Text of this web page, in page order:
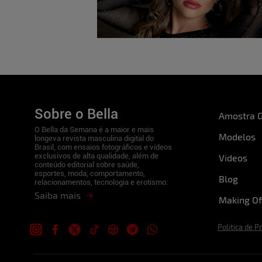
Adoro exibicionismo, menage masculino e
Tenho e já realizei que é ménage haha
Cláudia Souza
Sim, transar a três.
Mayra Salfer
Michelle Poligamia
Sobre o Bella
O Bella da Semana é a maior e mais
longeva revista masculina digital do
Brasil, com ensaios fotográficos e vídeos
exclusivos de alta qualidade, além de
conteúdo editorial sobre saúde,
esportes, moda, comportamento,
relacionamentos, tecnologia e erotismo.
Saiba mais
Amostra
Modelos
Videos
Blog
Making Of
Politica de